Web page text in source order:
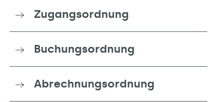
Zugangsordnung
Buchungsordnung
Abrechnungsordnung